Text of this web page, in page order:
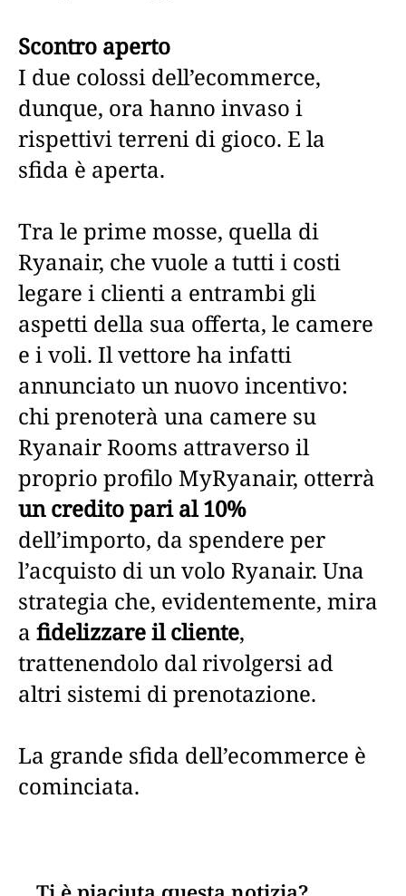
Scontro aperto
I due colossi dell’ecommerce,
dunque, ora hanno invaso i
rispettivi terreni di gioco. E la
sfida è aperta.
Tra le prime mosse, quella di
Ryanair, che vuole a tutti i costi
legare i clienti a entrambi gli
aspetti della sua offerta, le camere
e i voli. Il vettore ha infatti
annunciato un nuovo incentivo:
chi prenoterà una camere su
Ryanair Rooms attraverso il
proprio profilo MyRyanair, otterrà
un credito pari al 10%
dell’importo, da spendere per
l’acquisto di un volo Ryanair. Una
strategia che, evidentemente, mira
a fidelizzare il cliente,
trattenendolo dal rivolgersi ad
altri sistemi di prenotazione.
La grande sfida dell’ecommerce è
cominciata.